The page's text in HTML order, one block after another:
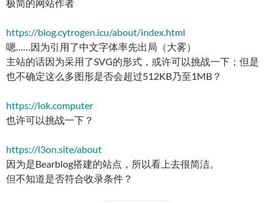
极简的网站作者
https://blog.cytrogen.icu/about/index.html
嗯……因为引用了中文字体率先出局（大雾）
主站的话因为采用了SVG的形式，或许可以挑战一下；但是
也不确定这么多图形是否会超过512KB乃至1MB？
https://lok.computer
也许可以挑战一下？
https://l3on.site/about
因为是Bearblog搭建的站点，所以看上去很简洁。
但不知道是否符合收录条件？